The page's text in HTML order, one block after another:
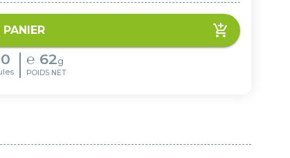
℮ 62g
POIDS NET